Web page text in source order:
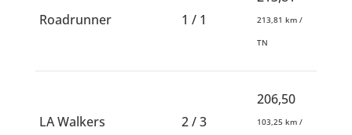
Roadrunner 1 / 1 213,81 km /
TN
LA Walkers 2 / 3
206,50
103,25 km /